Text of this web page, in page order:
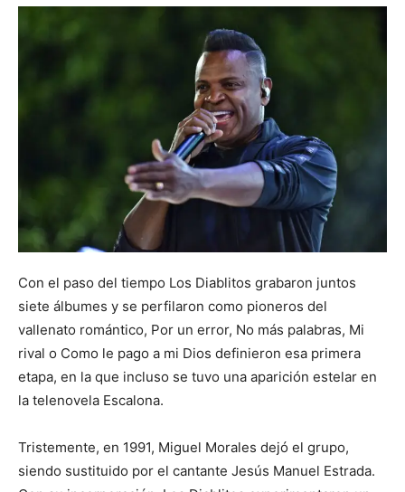
Con el paso del tiempo Los Diablitos grabaron juntos
siete álbumes y se perfilaron como pioneros del
vallenato romántico, Por un error, No más palabras, Mi
rival o Como le pago a mi Dios definieron esa primera
etapa, en la que incluso se tuvo una aparición estelar en
la telenovela Escalona.
Tristemente, en 1991, Miguel Morales dejó el grupo,
siendo sustituido por el cantante Jesús Manuel Estrada.